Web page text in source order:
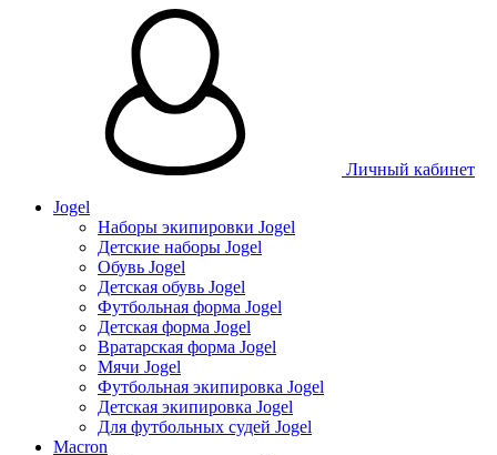
Личный кабинет
Jogel
Наборы экипировки Jogel
Детские наборы Jogel
Обувь Jogel
Детская обувь Jogel
Футбольная форма Jogel
Детская форма Jogel
Вратарская форма Jogel
Мячи Jogel
Футбольная экипировка Jogel
Детская экипировка Jogel
Для футбольных судей Jogel
Macron